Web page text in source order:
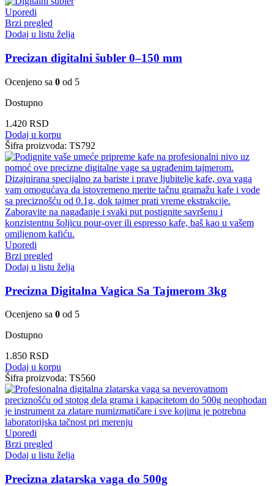
Uporedi
Brzi pregled
Dodaj u listu želja
Precizan digitalni šubler 0–150 mm
Ocenjeno sa 0 od 5
Dostupno
1.420 RSD
Dodaj u korpu
Šifra proizvoda: TS792
Uporedi
Brzi pregled
Dodaj u listu želja
Precizna Digitalna Vagica Sa Tajmerom 3kg
Ocenjeno sa 0 od 5
Dostupno
1.850 RSD
Dodaj u korpu
Šifra proizvoda: TS560
Uporedi
Brzi pregled
Dodaj u listu želja
Precizna zlatarska vaga do 500g